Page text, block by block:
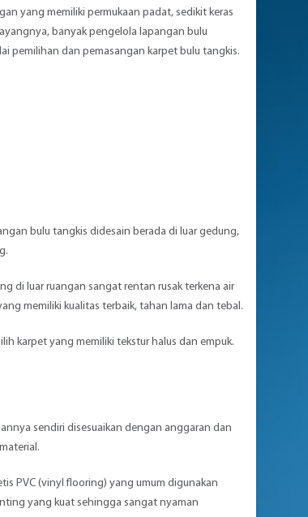
yang memiliki permukaan padat, sedikit keras
banyak pengelola lapangan bulu
pemilihan dan pemasangan karpet bulu tangkis.
bulu tangkis didesain berada di luar gedung,
di luar ruangan sangat rentan rusak terkena air
memiliki kualitas terbaik, tahan lama dan tebal.
karpet yang memiliki tekstur halus dan empuk.
sendiri disesuaikan dengan anggaran dan
PVC (vinyl flooring) yang umum digunakan
yang kuat sehingga sangat nyaman